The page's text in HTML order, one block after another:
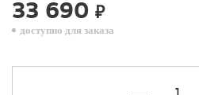
33 690 ₽
доступно для заказа